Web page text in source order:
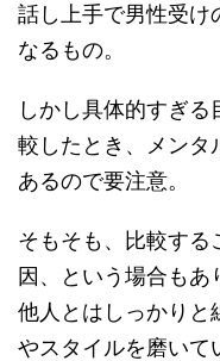
話し上手で男性受け
なるもの。
しかし具体的すぎ
較したとき、メンタ
あるので要注意。
そもそも、比較する
因、という場合もあ
他人とはしっかりと
やスタイルを磨いて